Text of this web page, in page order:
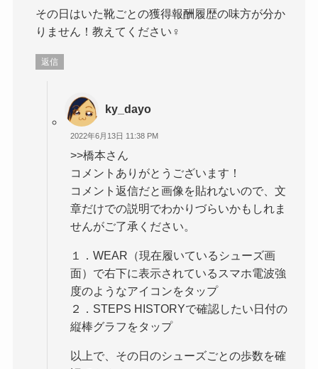
その日はいた靴ごとの獲得報酬履歴の味方が分か
りません！教えてください‍♀️
返信
ky_dayo
2022年6月13日 11:38 PM
>>橋本さん
コメントありがとうございます！
コメント返信だと画像を貼れないので、文
章だけでの説明でわかりづらいかもしれま
せんがご了承ください。
１．WEAR（現在履いているシューズ画
面）で右下に表示されているスマホ電波強
度のようなアイコンをタップ
２．STEPS HISTORYで確認したい日付の
縦棒グラフをタップ
以上で、その日のシューズごとの歩数を確